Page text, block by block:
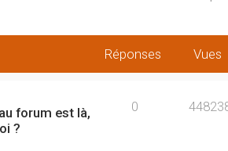
Réponses Vues
forum est là,
?
0